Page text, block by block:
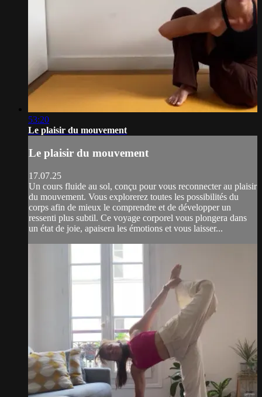
53:20
Le plaisir du mouvement
Le plaisir du mouvement
17.07.25
Un cours fluide au sol, conçu pour vous reconnecter au plaisir
du mouvement. Vous explorerez toutes les possibilités du
corps afin de mieux le comprendre et de développer un
ressenti plus subtil. Ce voyage corporel vous plongera dans
un état de joie, apaisera les émotions et vous laisser...